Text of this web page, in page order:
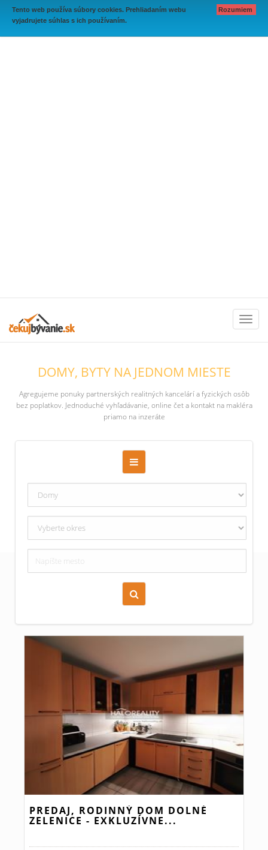
Tento web používa súbory cookies. Prehliadaním webu
vyjadrujete súhlas s ich používaním.
Rozumiem
DOMY, BYTY NA JEDNOM MIESTE
Agregujeme ponuky partnerských realitných kancelárí a fyzických osôb
bez poplatkov. Jednoduché vyhľadávanie, online čet a kontakt na makléra
priamo na inzeráte
Zoraď podľa času pridania
PREDAJ, RODINNÝ DOM DOLNÉ
ZELENICE - EXKLUZÍVNE...